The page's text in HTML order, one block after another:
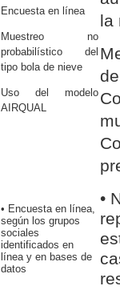
Encuesta en línea
Muestreo no
probabilístico del
tipo bola de nieve
Uso del modelo
AIRQUAL
• Encuesta en línea,
según los grupos
sociales
identificados en
línea y en bases de
datos
•